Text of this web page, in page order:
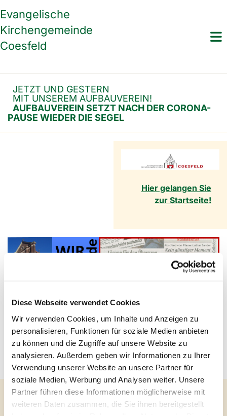
Diese Webseite verwendet Cookies
Wir verwenden Cookies, um Inhalte und Anzeigen zu
personalisieren, Funktionen für soziale Medien anbieten
zu können und die Zugriffe auf unsere Website zu
analysieren. Außerdem geben wir Informationen zu Ihrer
Verwendung unserer Website an unsere Partner für
soziale Medien, Werbung und Analysen weiter. Unsere
Partner führen diese Informationen möglicherweise mit
weiteren Daten zusammen, die Sie ihnen bereitgestellt
Evangelische
Kirchengemeinde
Coesfeld
JETZT UND GESTERN
MIT UNSEREM AUFBAUVEREIN!
AUFBAUVEREIN SETZT NACH DER CORONA-
PAUSE WIEDER DIE SEGEL
Hier gelangen Sie
zur Startseite!
Aufbauverein setzt nach der
Corona-Pause wieder die
Segel
Neue Projekte und neue Gesichter